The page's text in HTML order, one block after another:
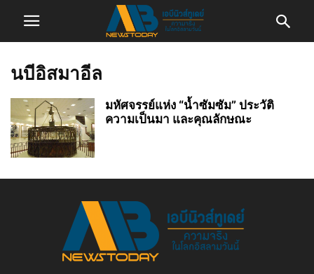
นบีอิสมาอีล
มหัศจรรย์แห่ง “น้ำซัมซัม” ประวัติ
ความเป็นมา และคุณลักษณะ